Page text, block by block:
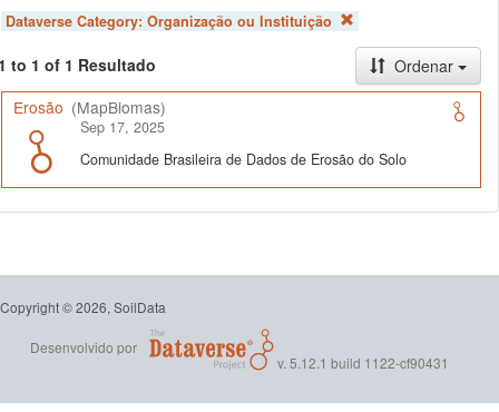
Dataverse Category: Organização ou Instituição
to 1 of 1 Resultado
Ordenar
Erosão (MapBiomas)
Sep 17, 2025
Comunidade Brasileira de Dados de Erosão do Solo
Copyright © 2026, SoilData
Desenvolvido por
v. 5.12.1 build 1122-cf90431